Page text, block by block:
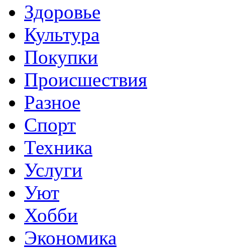
Здоровье
Культура
Покупки
Происшествия
Разное
Спорт
Техника
Услуги
Уют
Хобби
Экономика